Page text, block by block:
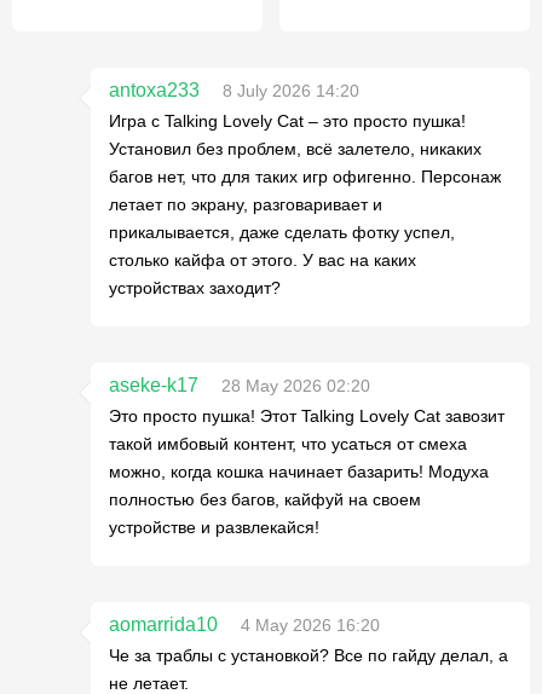
antoxa233
8 July 2026 14:20
Игра с Talking Lovely Cat – это просто пушка!
Установил без проблем, всё залетело, никаких
багов нет, что для таких игр офигенно. Персонаж
летает по экрану, разговаривает и
прикалывается, даже сделать фотку успел,
столько кайфа от этого. У вас на каких
устройствах заходит?
aseke-k17
28 May 2026 02:20
Это просто пушка! Этот Talking Lovely Cat завозит
такой имбовый контент, что усаться от смеха
можно, когда кошка начинает базарить! Модуха
полностью без багов, кайфуй на своем
устройстве и развлекайся!
aomarrida10
4 May 2026 16:20
Че за траблы с установкой? Все по гайду делал, а
не летает.